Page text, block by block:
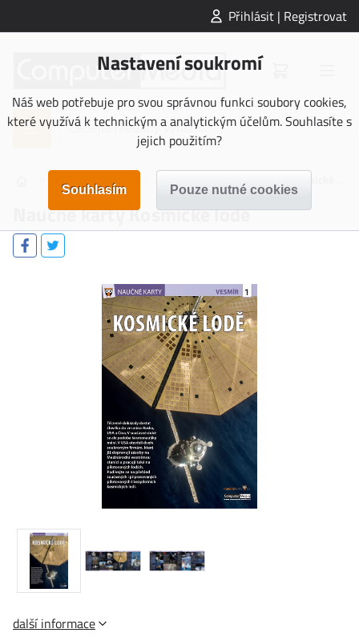
Přihlásit | Registrovat
Nastavení soukromí
Náš web potřebuje pro svou správnou funkci soubory cookies,
které využívá k technickým a analytickým účelům. Souhlasíte s
jejich použitím?
NAUČNÉ KARTY
Naučné karty Kosmické lodě
další informace